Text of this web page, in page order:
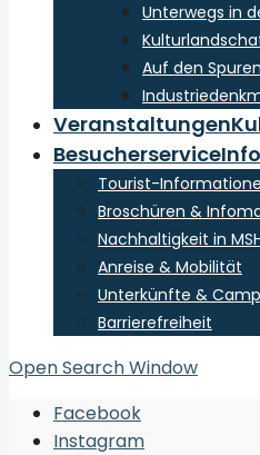
Unterwegs in
Auf den
Veranstaltungen
Besucherservice
Tourist-
Broschüren &
Nachhaltigkeit in
Anreise & Mobilität
Unterkünfte &
Barrierefreiheit
Open Search Window
Facebook
Instagram